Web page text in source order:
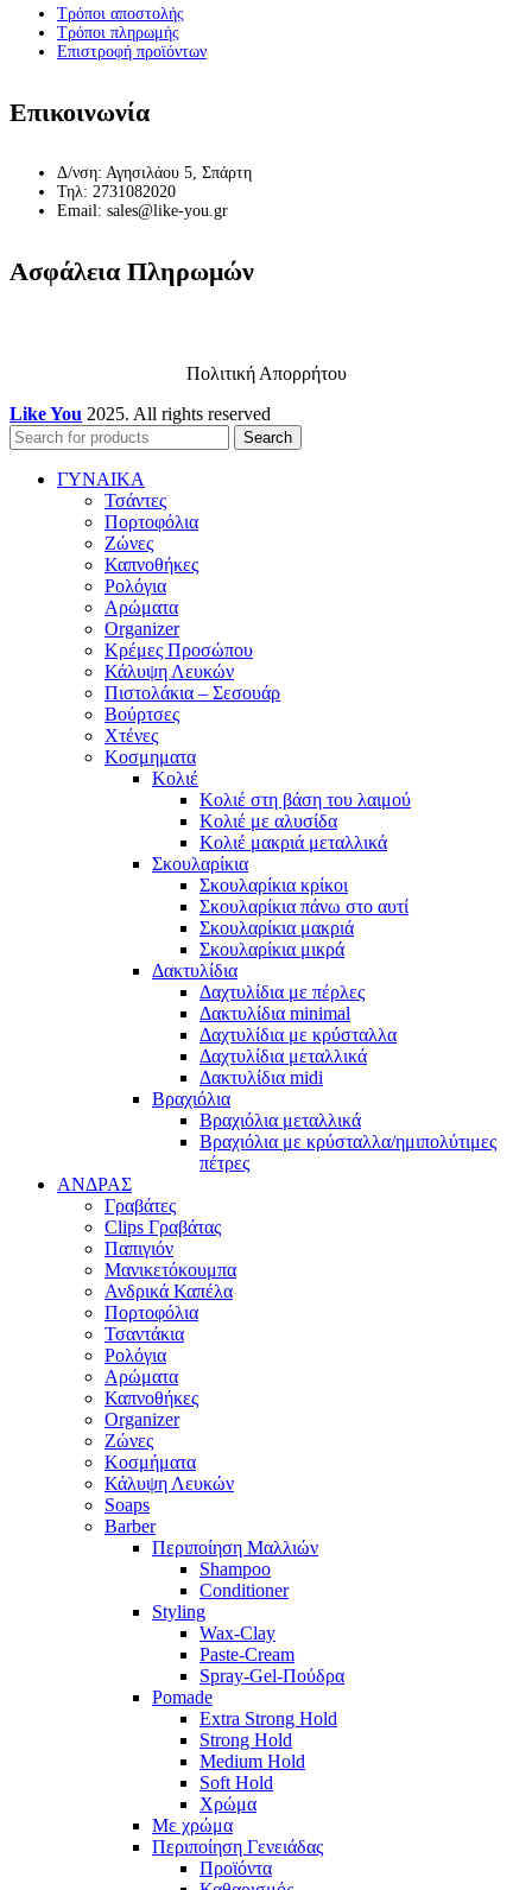
Τρόποι αποστολής
Τρόποι πληρωμής
Επιστροφή προϊόντων
Επικοινωνία
Δ/νση: Αγησιλάου 5, Σπάρτη
Τηλ: 2731082020
Email: sales@like-you.gr
Ασφάλεια Πληρωμών
Πολιτική Απορρήτου
Like You 2025. All rights reserved
Search
ΓΥΝΑΙΚΑ
Τσάντες
Πορτοφόλια
Ζώνες
Καπνοθήκες
Ρολόγια
Αρώματα
Organizer
Κρέμες Προσώπου
Κάλυψη Λευκών
Πιστολάκια – Σεσουάρ
Βούρτσες
Χτένες
Κοσμηματα
Κολιέ
Κολιέ στη βάση του λαιμού
Κολιέ με αλυσίδα
Κολιέ μακριά μεταλλικά
Σκουλαρίκια
Σκουλαρίκια κρίκοι
Σκουλαρίκια πάνω στο αυτί
Σκουλαρίκια μακριά
Σκουλαρίκια μικρά
Δακτυλίδια
Δαχτυλίδια με πέρλες
Δακτυλίδια minimal
Δαχτυλίδια με κρύσταλλα
Δαχτυλίδια μεταλλικά
Δακτυλίδια midi
Βραχιόλια
Βραχιόλια μεταλλικά
Βραχιόλια με κρύσταλλα/ημιπολύτιμες
πέτρες
ΑΝΔΡΑΣ
Γραβάτες
Clips Γραβάτας
Παπιγιόν
Μανικετόκουμπα
Ανδρικά Καπέλα
Πορτοφόλια
Τσαντάκια
Ρολόγια
Αρώματα
Καπνοθήκες
Organizer
Ζώνες
Κοσμήματα
Κάλυψη Λευκών
Soaps
Barber
Περιποίηση Μαλλιών
Shampoo
Conditioner
Styling
Wax-Clay
Paste-Cream
Spray-Gel-Πούδρα
Pomade
Extra Strong Hold
Strong Hold
Medium Hold
Soft Hold
Χρώμα
Με χρώμα
Περιποίηση Γενειάδας
Προϊόντα